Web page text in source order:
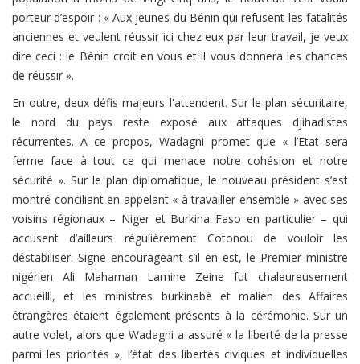
porteur d’espoir : « Aux jeunes du Bénin qui refusent les fatalités
anciennes et veulent réussir ici chez eux par leur travail, je veux
dire ceci : le Bénin croit en vous et il vous donnera les chances
de réussir ».
En outre, deux défis majeurs l'attendent. Sur le plan sécuritaire,
le nord du pays reste exposé aux attaques djihadistes
récurrentes. A ce propos, Wadagni promet que « l’Etat sera
ferme face à tout ce qui menace notre cohésion et notre
sécurité ». Sur le plan diplomatique, le nouveau président s’est
montré conciliant en appelant « à travailler ensemble » avec ses
voisins régionaux – Niger et Burkina Faso en particulier – qui
accusent d’ailleurs régulièrement Cotonou de vouloir les
déstabiliser. Signe encourageant s’il en est, le Premier ministre
nigérien Ali Mahaman Lamine Zeine fut chaleureusement
accueilli, et les ministres burkinabè et malien des Affaires
étrangères étaient également présents à la cérémonie. Sur un
autre volet, alors que Wadagni a assuré « la liberté de la presse
parmi les priorités », l’état des libertés civiques et individuelles